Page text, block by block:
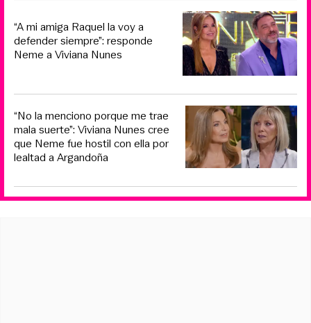
“A mi amiga Raquel la voy a
defender siempre”: responde
Neme a Viviana Nunes
“No la menciono porque me trae
mala suerte”: Viviana Nunes cree
que Neme fue hostil con ella por
lealtad a Argandoña